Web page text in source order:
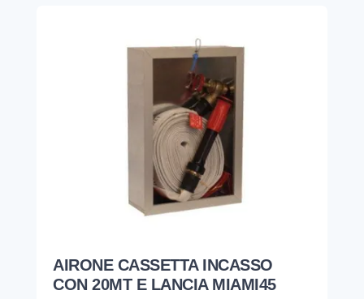
AIRONE CASSETTA INCASSO
CON 20MT E LANCIA MIAMI45